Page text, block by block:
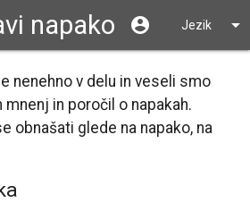
napako Jezik arrow_drop_down
account_circle
close
nenehno v delu in veseli smo
in poročil o napakah.
obnašati glede na napako, na